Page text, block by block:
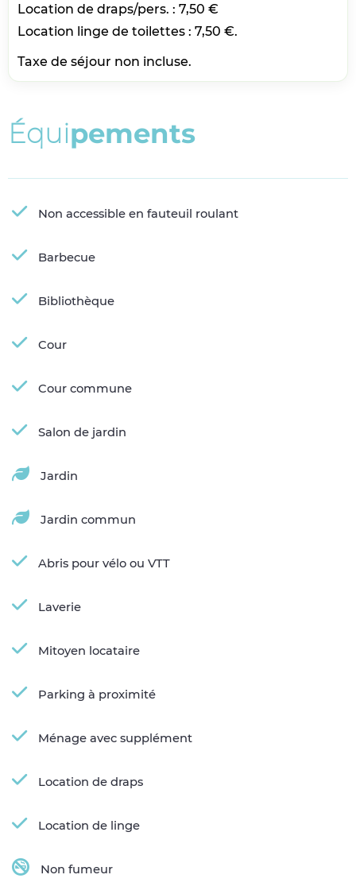
Location de draps/pers. : 7,50 €
Location linge de toilettes : 7,50 €.
Taxe de séjour non incluse.
Équipements
Non accessible en fauteuil roulant
Barbecue
Bibliothèque
Cour
Cour commune
Salon de jardin
Jardin
Jardin commun
Abris pour vélo ou VTT
Laverie
Mitoyen locataire
Parking à proximité
Ménage avec supplément
Location de draps
Location de linge
Non fumeur